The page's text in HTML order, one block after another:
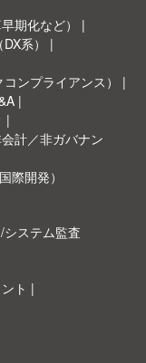
期化など）
系）
ンプライアンス）
計／非ガバナン
際開発）
ステム監査
ト